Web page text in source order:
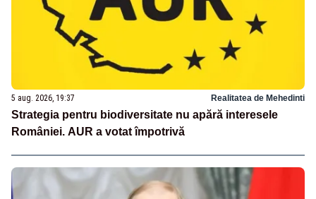
5 aug. 2026, 19:37 Realitatea de Mehedinti
Strategia pentru biodiversitate nu apără interesele
României. AUR a votat împotrivă